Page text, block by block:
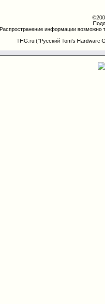
Распространение информации возможно
THG.ru ("Русский Tom's Hardware